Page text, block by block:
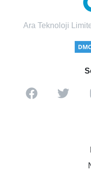
Ara Teknoloji